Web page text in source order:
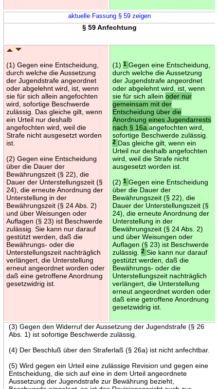
aktuelle Fassung § 59 zeigen
§ 59 Anfechtung
(1) Gegen eine Entscheidung,
durch welche die Aussetzung
der Jugendstrafe angeordnet
oder abgelehnt wird, ist, wenn
sie für sich allein angefochten
wird, sofortige Beschwerde
zulässig. Das gleiche gilt, wenn
ein Urteil nur deshalb
angefochten wird, weil die
Strafe nicht ausgesetzt worden
ist.
(2) Gegen eine Entscheidung
über die Dauer der
Bewährungszeit (§ 22), die
Dauer der Unterstellungszeit (§
24), die erneute Anordnung der
Unterstellung in der
Bewährungszeit (§ 24 Abs. 2)
und über Weisungen oder
Auflagen (§ 23) ist Beschwerde
zulässig. Sie kann nur darauf
gestützt werden, daß die
Bewährungs- oder die
Unterstellungszeit nachträglich
verlängert, die Unterstellung
erneut angeordnet worden oder
daß eine getroffene Anordnung
gesetzwidrig ist.
(1) 1 Gegen eine Entscheidung,
durch welche die Aussetzung
der Jugendstrafe angeordnet
oder abgelehnt wird, ist, wenn
sie für sich allein oder nur
gemeinsam mit der
Entscheidung über die
Anordnung eines Jugendarrests
nach § 16a angefochten wird,
sofortige Beschwerde zulässig.
2 Das gleiche gilt, wenn ein
Urteil nur deshalb angefochten
wird, weil die Strafe nicht
ausgesetzt worden ist.
(2) 1 Gegen eine Entscheidung
über die Dauer der
Bewährungszeit (§ 22), die
Dauer der Unterstellungszeit (§
24), die erneute Anordnung der
Unterstellung in der
Bewährungszeit (§ 24 Abs. 2)
und über Weisungen oder
Auflagen (§ 23) ist Beschwerde
zulässig.
2 Sie kann nur darauf
gestützt werden, daß die
Bewährungs- oder die
Unterstellungszeit nachträglich
verlängert, die Unterstellung
erneut angeordnet worden oder
daß eine getroffene Anordnung
gesetzwidrig ist.
(3) Gegen den Widerruf der Aussetzung der Jugendstrafe (§ 26
Abs. 1) ist sofortige Beschwerde zulässig.
(4) Der Beschluß über den Straferlaß (§ 26a) ist nicht anfechtbar.
(5) Wird gegen ein Urteil eine zulässige Revision und gegen eine
Entscheidung, die sich auf eine in dem Urteil angeordnete
Aussetzung der Jugendstrafe zur Bewährung bezieht,